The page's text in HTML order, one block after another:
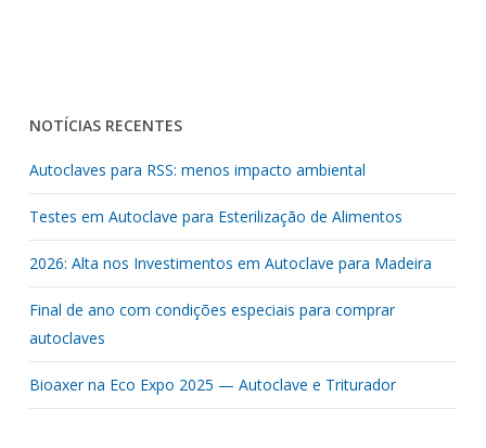
NOTÍCIAS RECENTES
Autoclaves para RSS: menos impacto ambiental
Testes em Autoclave para Esterilização de Alimentos
2026: Alta nos Investimentos em Autoclave para Madeira
Final de ano com condições especiais para comprar
autoclaves
Bioaxer na Eco Expo 2025 — Autoclave e Triturador